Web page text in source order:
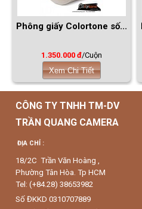
Phông giấy Colortone số...
1.350.000 đ/Cuộn
Xem Chi Tiết
CÔNG TY TNHH TM-DV
TRẦN QUANG CAMERA
ĐỊA CHỈ :
18/2C Trần Văn Hoàng ,
Phường Tân Hòa. Tp HCM
Tel: (+84.28) 38653982
Số ĐKKD 0310707889